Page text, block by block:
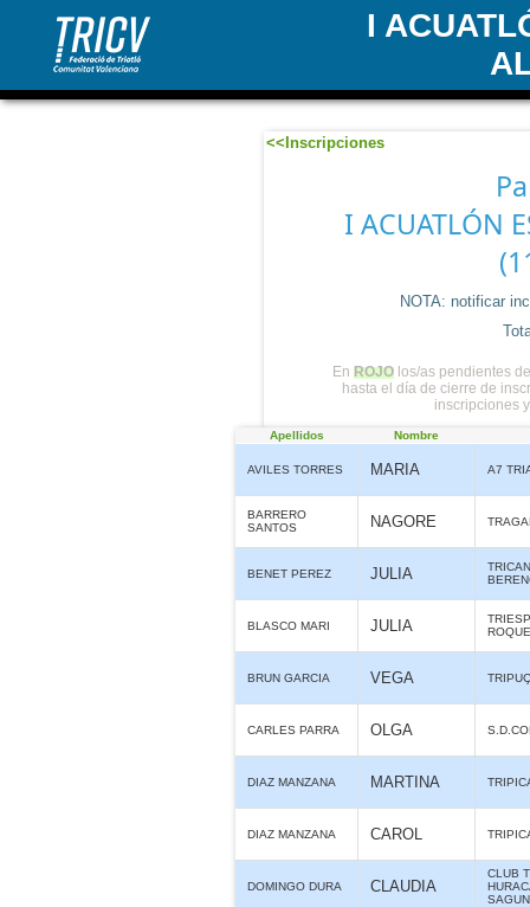
I
<<Inscripciones
I ACUATLÓN
NOTA: notificar
EnROJO los/as pendientes
hasta el día de cierre de
inscripciones
Apellidos Nombre
AVILES TORRES MARIA A7
BARRERO
SANTOS
NAGORE
BENET PEREZ JULIA
BLASCO MARI JULIA
BRUN GARCIA VEGA
CARLES PARRA OLGA
DIAZ MANZANA MARTINA
DIAZ MANZANA CAROL
DOMINGO DURA CLAUDIA
CLUB